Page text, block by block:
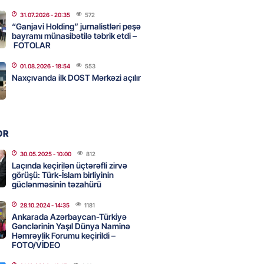
UNESCO-dakı yeni
kimdir? – DOSYE
- 16:00
pozan 26 nəfər tutuldu
və Yaroslavldakı
zavodunu vurub
- 15:30
Azərbaycanla bağlı tapşırıq
hərəkətə keçdi
31.07.2026- 20:35 572
“Ganjavi Holding” jurnalistləri peşə
bayramı münasibətilə təbrik etdi –
FOTOLAR
01.08.2026- 18:54 553
Naxçıvanda ilk DOST Mərkəzi açılır
30.05.2025- 10:00 812
Laçında keçirilən üçtərəfli zirvə
görüşü: Türk-İslam birliyinin
güclənməsinin təzahürü
28.10.2024- 14:35 1181
Ankarada Azərbaycan-Türkiyə
Gənclərinin Yaşıl Dünya Naminə
Həmrəylik Forumu keçirildi –
FOTO/VİDEO